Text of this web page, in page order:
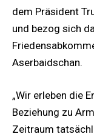
dem Präsident
und bezog sich
Aserbaidschan.
„Wir erleben die
Beziehung zu
Zeitraum